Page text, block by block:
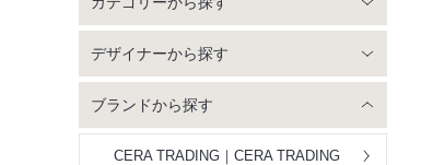
デザイナーから探す
ブランドから探す
CERA TRADING｜CERA TRADING